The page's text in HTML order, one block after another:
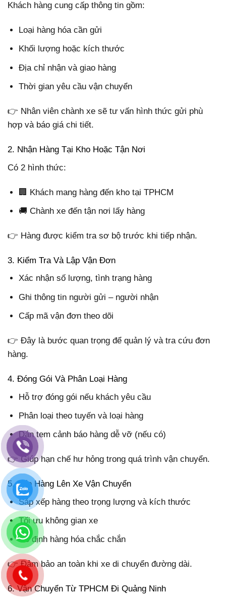
Khách hàng cung cấp thông tin gồm:
Loại hàng hóa cần gửi
Khối lượng hoặc kích thước
Địa chỉ nhận và giao hàng
Thời gian yêu cầu vận chuyển
👉 Nhân viên chành xe sẽ tư vấn hình thức gửi phù
hợp và báo giá chi tiết.
2. Nhận Hàng Tại Kho Hoặc Tận Nơi
Có 2 hình thức:
🏢 Khách mang hàng đến kho tại TPHCM
🚚 Chành xe đến tận nơi lấy hàng
👉 Hàng được kiểm tra sơ bộ trước khi tiếp nhận.
3. Kiểm Tra Và Lập Vận Đơn
Xác nhận số lượng, tình trạng hàng
Ghi thông tin người gửi – người nhận
Cấp mã vận đơn theo dõi
👉 Đây là bước quan trọng để quản lý và tra cứu đơn
hàng.
4. Đóng Gói Và Phân Loại Hàng
Hỗ trợ đóng gói nếu khách yêu cầu
Phân loại theo tuyến và loại hàng
Dán tem cảnh báo hàng dễ vỡ (nếu có)
👉 Giúp hạn chế hư hỏng trong quá trình vận chuyển.
5. Xếp Hàng Lên Xe Vận Chuyển
Sắp xếp hàng theo trọng lượng và kích thước
Tối ưu không gian xe
Cố định hàng hóa chắc chắn
👉 Đảm bảo an toàn khi xe di chuyển đường dài.
6. Vận Chuyển Từ TPHCM Đi Quảng Ninh